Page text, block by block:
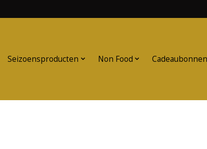
Seizoensproducten Non Food Cadeaubonnen